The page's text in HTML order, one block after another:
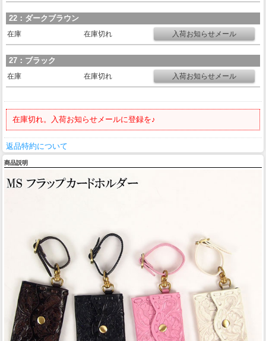
22：ダークブラウン
在庫 在庫切れ
27：ブラック
在庫 在庫切れ
在庫切れ。入荷お知らせメールに登録を♪
返品特約について
商品説明